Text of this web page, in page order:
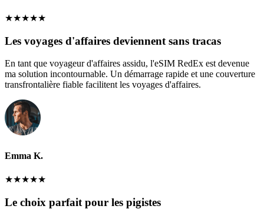
★★★★★
Les voyages d'affaires deviennent sans tracas
En tant que voyageur d'affaires assidu, l'eSIM RedEx est devenue
ma solution incontournable. Un démarrage rapide et une couverture
transfrontalière fiable facilitent les voyages d'affaires.
Emma K.
★★★★★
Le choix parfait pour les pigistes